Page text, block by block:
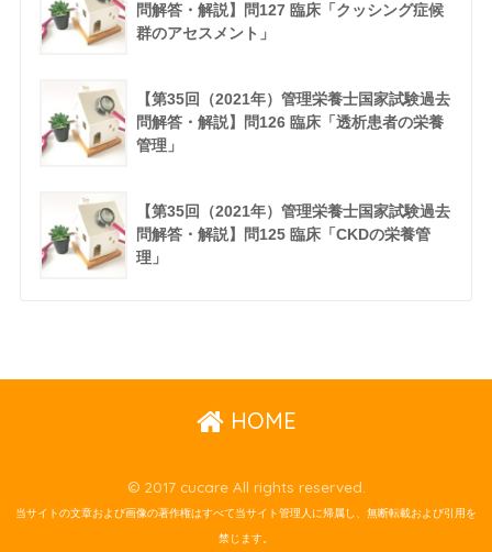
問解答・解説】問127 臨床「クッシング症候
群のアセスメント」
【第35回（2021年）管理栄養士国家試験過去
問解答・解説】問126 臨床「透析患者の栄養
管理」
【第35回（2021年）管理栄養士国家試験過去
問解答・解説】問125 臨床「CKDの栄養管
理」
HOME
© 2017 cucare All rights reserved.
当サイトの文章および画像の著作権はすべて当サイト管理人に帰属し、無断転載および引用を
禁じます。